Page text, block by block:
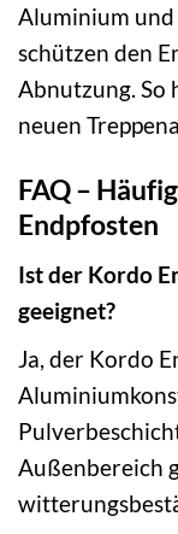
Aluminium
schützen den
Abnutzung. So
neuen
FAQ –
Endpfosten
Ist der Kordo
geeignet?
Ja, der Kordo
Außenbereich